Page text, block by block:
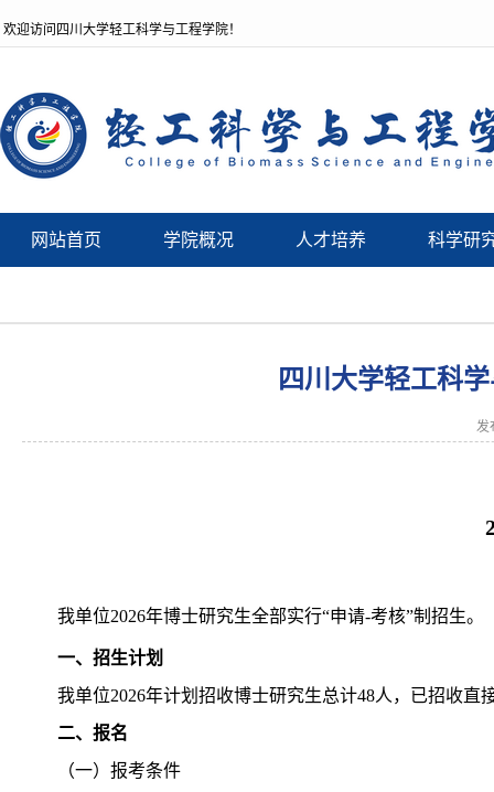
欢迎访问四川大学轻工科学与工程学院！
网站首页 学院概况 人才培养 科学研
四川大学轻工科
发
我单位2026年博士研究生全部实行“申请-考核”制招生。
一、 招生计划
我单位2026年计划招收博士研究生总计48人，已招收
二、 报名
（一）报考条件